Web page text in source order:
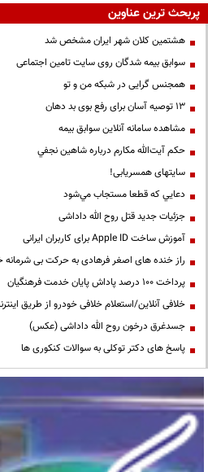
پربحث ترین عناوین
هشتمین کلان شهر ایران مشخص شد
سوابق بیمه شدگان روی سایت تامین اجتماعی
همجنس گرایی در شبکه من و تو
13 توصیه آسان برای رفع بوی بد دهان
مشاهده سامانه آنلاين سوابق بیمه
حكم آيت‌الله مكارم درباره شاهين نجفي
سایتهای همسریابی!
دعايي كه قطعا مستجاب مي‌شود
جزئیات جدید قتل روح الله داداشی
آموزش ساخت Apple ID برای کاربران ایرانی
راز خنده های اصغر فرهادی به حرکت بی شرمانه
پرداخت ۱۰۰ درصد پاداش پایان خدمت فرهنگیان
خلافی آنلاین/استعلام خلافی خودرو از طریق
جسدغرق درخون روح الله داداشی (عکس)
پاسخ های دکتر توکلی به سوالات کنکوری ها